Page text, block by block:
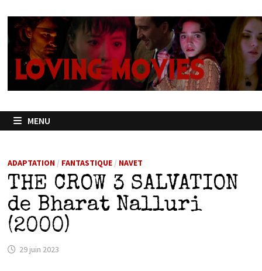
contenu
MENU
ADAPTATION/ FANTASTIQUE/ NAVET
THE CROW 3 SALVATION
de Bharat Nalluri
(2000)
29 juin 2023